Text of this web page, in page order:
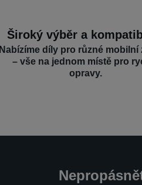
Široký výběr a
Nabízíme díly pro různé mobilní
– vše na jednom místě pro
opravy.